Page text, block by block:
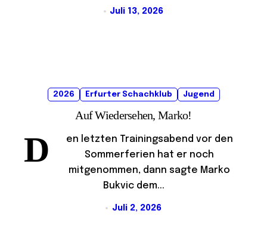
Juli 13, 2026
2026 Erfurter Schachklub Jugend
Auf Wiedersehen, Marko!
D
en letzten Trainingsabend vor den
Sommerferien hat er noch
mitgenommen, dann sagte Marko
Bukvic dem...
Juli 2, 2026